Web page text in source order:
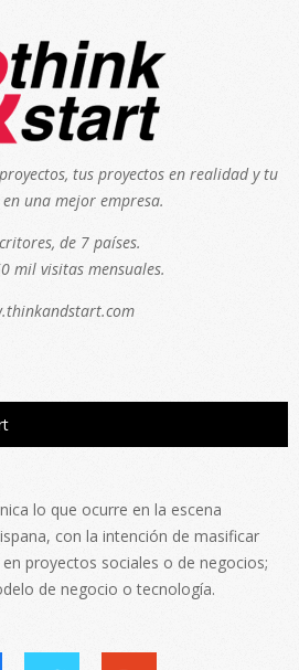
tus proyectos en realidad y tu
una mejor empresa.
de 7 países.
mil visitas mensuales.
lo que ocurre en la escena
con la intención de masificar
proyectos sociales o de negocios;
de negocio o tecnología.